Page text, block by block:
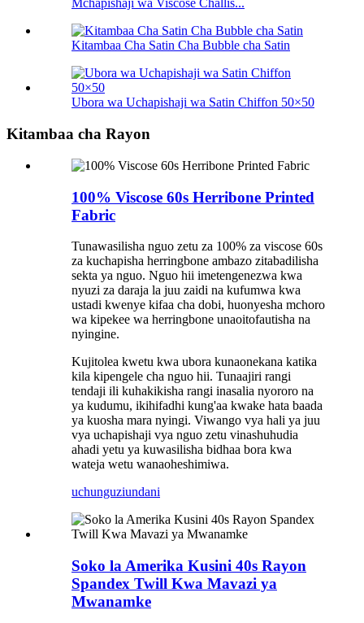
Mchapishaji wa Viscose Challis...
Kitambaa Cha Satin Cha Bubble cha Satin
Ubora wa Uchapishaji wa Satin Chiffon 50×50
Kitambaa cha Rayon
100% Viscose 60s Herribone Printed
Fabric
Tunawasilisha nguo zetu za 100% za viscose 60s
za kuchapisha herringbone ambazo zitabadilisha
sekta ya nguo. Nguo hii imetengenezwa kwa
nyuzi za daraja la juu zaidi na kufumwa kwa
ustadi kwenye kifaa cha dobi, huonyesha mchoro
wa kipekee wa herringbone unaoitofautisha na
nyingine.
Kujitolea kwetu kwa ubora kunaonekana katika
kila kipengele cha nguo hii. Tunaajiri rangi
tendaji ili kuhakikisha rangi inasalia nyororo na
ya kudumu, ikihifadhi kung'aa kwake hata baada
ya kuosha mara nyingi. Viwango vya hali ya juu
vya uchapishaji vya nguo zetu vinashuhudia
ahadi yetu ya kuwasilisha bidhaa bora kwa
wateja wetu wanaoheshimiwa.
uchunguziundani
Soko la Amerika Kusini 40s Rayon
Spandex Twill Kwa Mavazi ya
Mwanamke